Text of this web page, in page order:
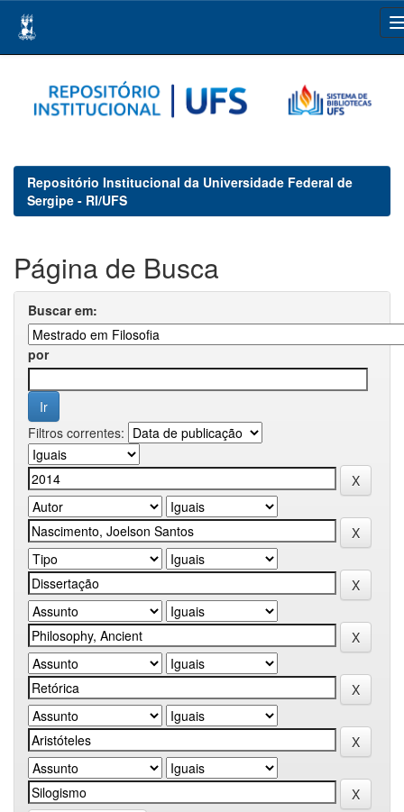
navigation
Repositório Institucional da Universidade Federal de
Sergipe - RI/UFS
Página de Busca
Buscar em:
por
Filtros correntes: